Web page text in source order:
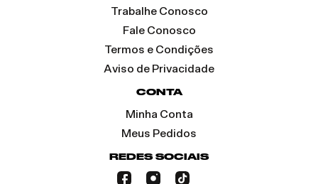
Trabalhe Conosco
Fale Conosco
Termos e Condições
Aviso de Privacidade
CONTA
Minha Conta
Meus Pedidos
REDES SOCIAIS